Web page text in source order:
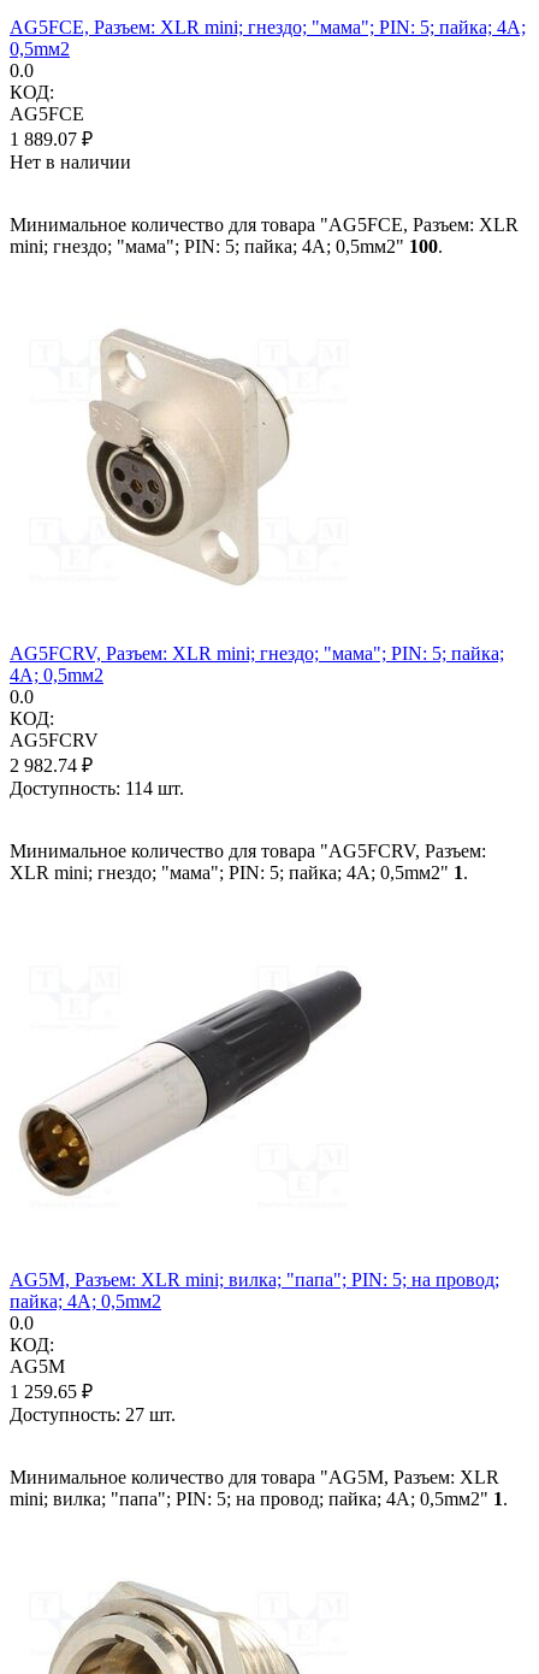
AG5FCE, Разъем: XLR mini; гнездо; "мама"; PIN: 5; пайка; 4А;
0,5mм2
0.0
КОД:
AG5FCE
1 889.07 ₽
Нет в наличии
Минимальное количество для товара "AG5FCE, Разъем: XLR
mini; гнездо; "мама"; PIN: 5; пайка; 4А; 0,5mм2" 100.
AG5FCRV, Разъем: XLR mini; гнездо; "мама"; PIN: 5; пайка;
4А; 0,5mм2
0.0
КОД:
AG5FCRV
2 982.74 ₽
Доступность: 114 шт.
Минимальное количество для товара "AG5FCRV, Разъем:
XLR mini; гнездо; "мама"; PIN: 5; пайка; 4А; 0,5mм2" 1.
AG5M, Разъем: XLR mini; вилка; "папа"; PIN: 5; на провод;
пайка; 4А; 0,5mм2
0.0
КОД:
AG5M
1 259.65 ₽
Доступность: 27 шт.
Минимальное количество для товара "AG5M, Разъем: XLR
mini; вилка; "папа"; PIN: 5; на провод; пайка; 4А; 0,5mм2" 1.